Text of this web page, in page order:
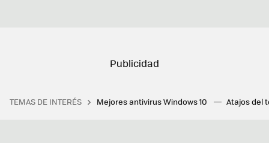
TEMAS DE INTERÉS Mejores antivirus Windows 10 Atajos del